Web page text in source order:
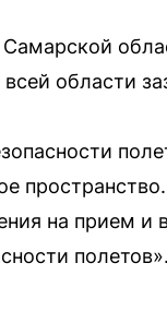
Самарской
области
на прием
полетов».